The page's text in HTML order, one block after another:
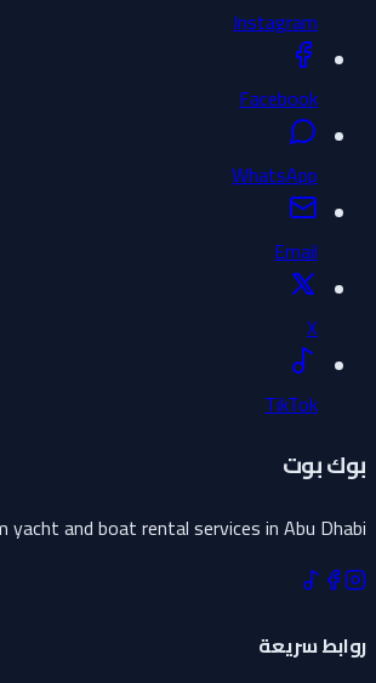
Instagram
Facebook
WhatsApp
Email
X
TikTok
بوك بوت
yacht and boat rental services in Abu Dhabi.
روابط سريعة